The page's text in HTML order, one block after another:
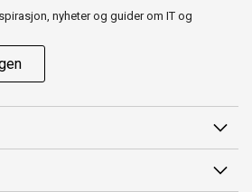
nyheter og guider om IT og